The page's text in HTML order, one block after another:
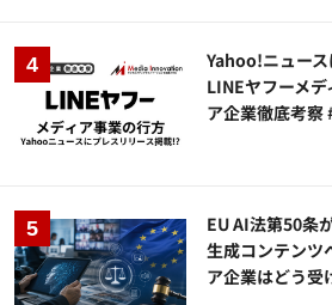
Yahoo!ニュース
LINEヤフーメ
ア企業徹底考察
EU AI法第50条
生成コンテンツ
ア企業はどう受